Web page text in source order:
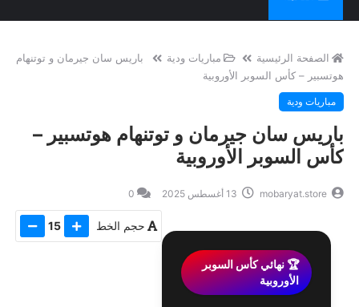
الصفحة الرئيسية مباريات ودية
باريس سان جيرمان و توتنهام
هوتسبير – كأس السوبر الأوروبية
مباريات ودية
باريس سان جيرمان و توتنهام هوتسبير –
كأس السوبر الأوروبية
mobaryat.store
0
حجم الخط 15
🏆 نهائي كأس السوبر
الأوروبية